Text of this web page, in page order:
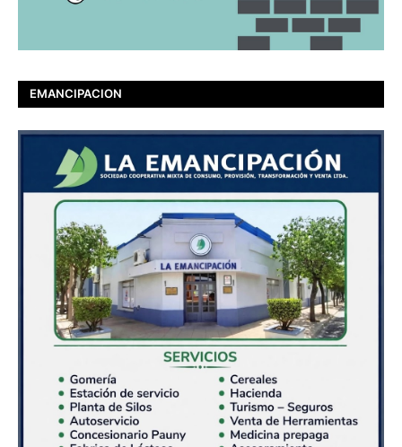
EMANCIPACION